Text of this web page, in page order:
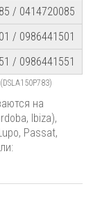
/ 0414720085
/ 0986441501
/ 0986441551
на
Ibiza),
Passat,